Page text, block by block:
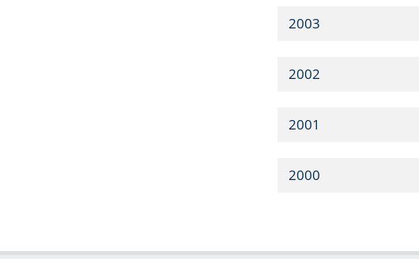
2003
2002
2001
2000